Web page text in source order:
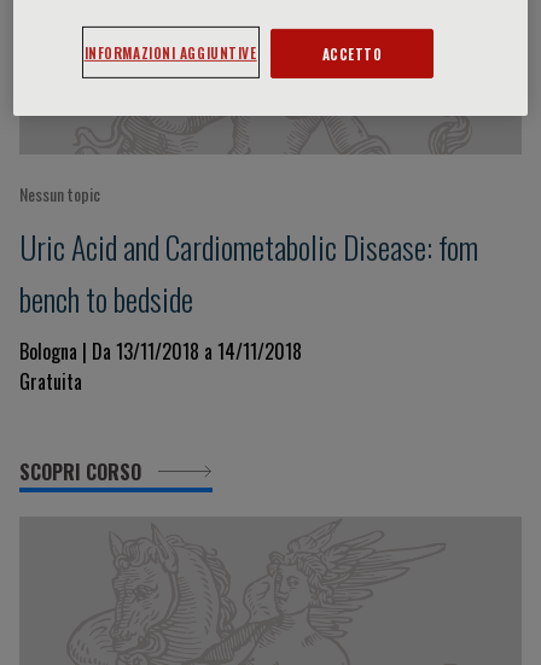
Nessun topic
Uric Acid and Cardiometabolic Disease: fom
bench to bedside
Bologna | Da 13/11/2018 a 14/11/2018
Gratuita
SCOPRI CORSO
INFORMAZIONI AGGIUNTIVE ACCETTO